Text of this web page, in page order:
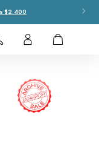
$2.400